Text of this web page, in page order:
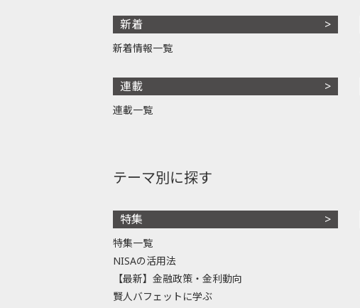
新着
新着情報一覧
連載
連載一覧
テーマ別に探す
特集
特集一覧
NISAの活用法
【最新】金融政策・金利動向
賢人バフェットに学ぶ